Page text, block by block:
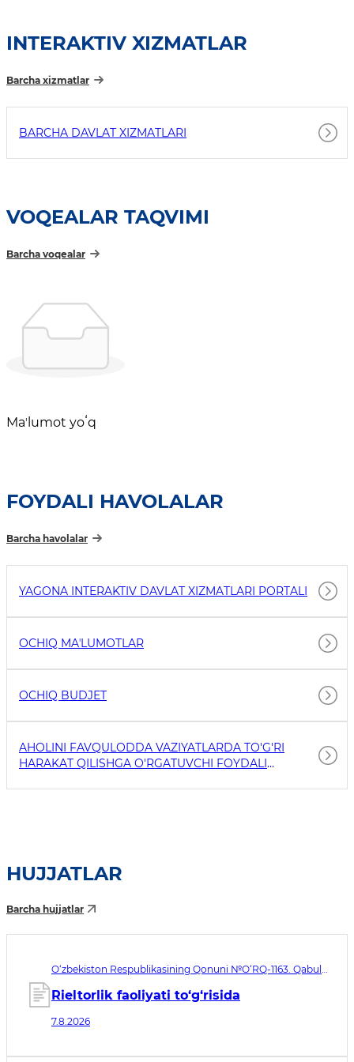
INTERAKTIV XIZMATLAR
Barcha xizmatlar
BARCHA DAVLAT XIZMATLARI
VOQEALAR TAQVIMI
Barcha voqealar
Maʼlumot yoʻq
FOYDALI HAVOLALAR
Barcha havolalar
YAGONA INTERAKTIV DAVLAT XIZMATLARI PORTALI
OCHIQ MAʼLUMOTLAR
OCHIQ BUDJET
AHOLINI FAVQULODDA VAZIYATLARDA TO'G'RI
HARAKAT QILISHGA O'RGATUVCHI FOYDALI
HUJJATLAR
Barcha hujjatlar
O‘zbekiston Respublikasining Qonuni №O‘RQ-1163. Qabul
Rieltorlik faoliyati to‘g‘risida
7.8.2026